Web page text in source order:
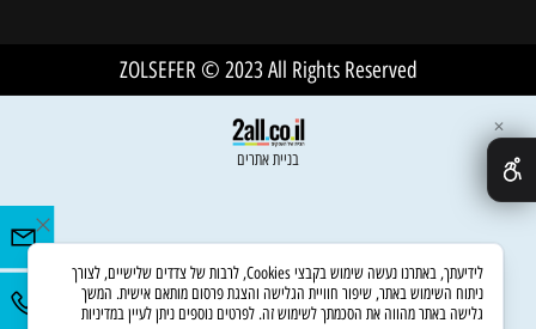
ZOLSEFER © 2023 All Rights Reserved
בניית אתרים
✕
לידיעתך, באתרנו נעשה שימוש בקבצי Cookies, לרבות של צדדים שלישיים, לצורך
ניתוח השימוש באתר, שיפור חוויית הגלישה והצגת פרסום מותאם אישית. המשך
גלישה באתר מהווה את הסכמתך לשימוש זה. לפרטים נוספים ניתן לעיין במדיניות